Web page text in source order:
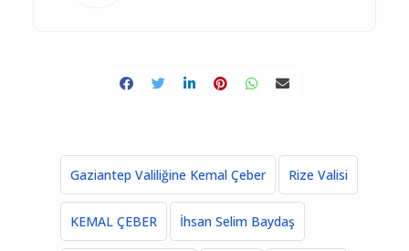
Gaziantep Valiliğine Kemal Çeber Rize Valisi
KEMAL ÇEBER İhsan Selim Baydaş